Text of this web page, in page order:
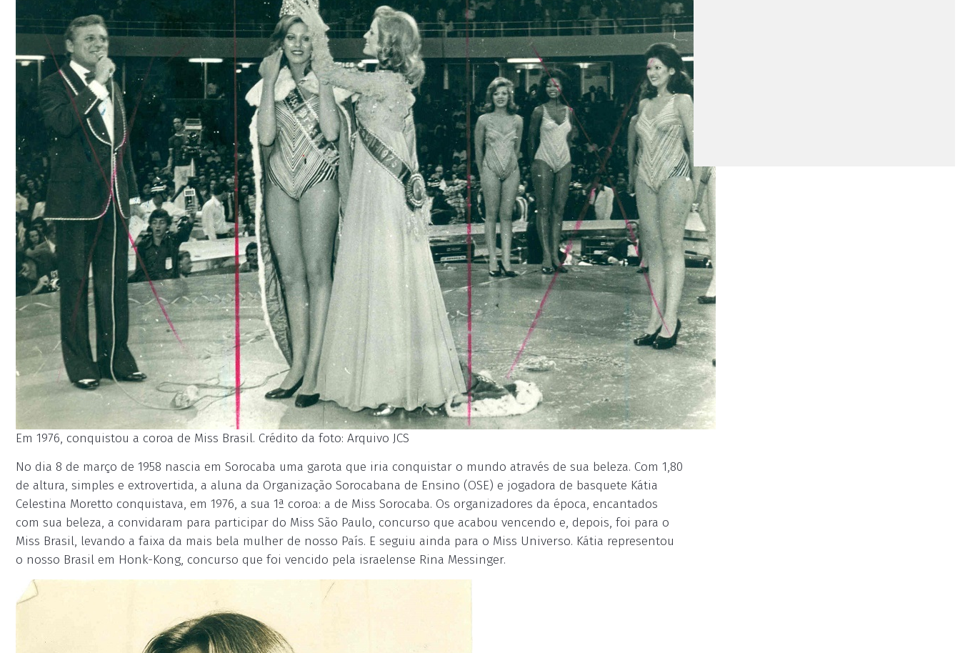
Em 1976, conquistou a coroa de Miss Brasil. Crédito da foto: Arquivo JCS
No dia 8 de março de 1958 nascia em Sorocaba uma garota que iria conquistar o mundo através de sua beleza. Com 1,80
de altura, simples e extrovertida, a aluna da Organização Sorocabana de Ensino (OSE) e jogadora de basquete Kátia
Celestina Moretto conquistava, em 1976, a sua 1ª coroa: a de Miss Sorocaba. Os organizadores da época, encantados
com sua beleza, a convidaram para participar do Miss São Paulo, concurso que acabou vencendo e, depois, foi para o
Miss Brasil, levando a faixa da mais bela mulher de nosso País. E seguiu ainda para o Miss Universo. Kátia representou
o nosso Brasil em Honk-Kong, concurso que foi vencido pela israelense Rina Messinger.